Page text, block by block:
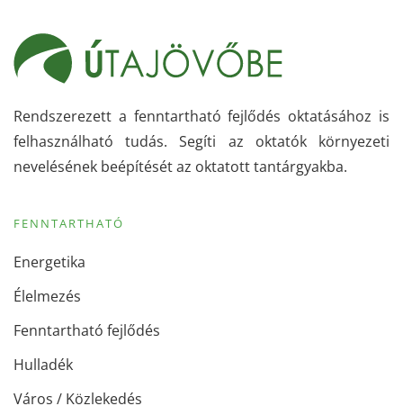
Rendszerezett a fenntartható fejlődés oktatásához is
felhasználható tudás. Segíti az oktatók környezeti
nevelésének beépítését az oktatott tantárgyakba.
FENNTARTHATÓ
Energetika
Élelmezés
Fenntartható fejlődés
Hulladék
Város / Közlekedés